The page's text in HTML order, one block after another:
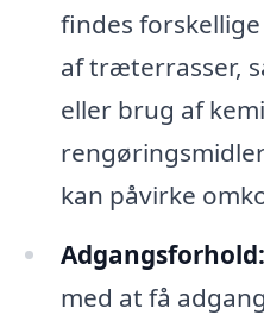
findes
af træterrasser,
eller brug af
kan påvirke
Adgangsforhold:
med at få